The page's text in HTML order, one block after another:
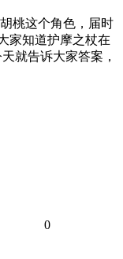
桃这个角色，届时
家知道护摩之杖在
就告诉大家答案，
0